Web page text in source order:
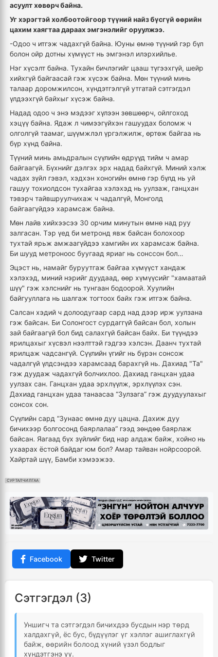
асуулт хөвөрч байна.
Уг хэрэгтэй холбоотойгоор түүний найз бүсгүй өөрийн
цахим хаягтаа дараах эмгэнэлийг оруулжээ.
-Одоо ч итгэж чадахгүй байна. Юуны өмнө түүний гэр бүл
болон ойр дотны хүмүүст нь эмгэнэл илэрхийлье.
Нэг хүсэлт байна. Тухайн бичлэгийг цааш түгээхгүй, шейр
хийхгүй байгаасай гэж хүсэж байна. Мөн түүний минь
талаар доромжилсон, хүндэтгэлгүй утгатай сэтгэгдэл
үлдээхгүй байхыг хүсэж байна.
Надад одоо ч энэ мэдээг хүлээн зөвшөөрч, ойлгоход
хэцүү байна. Ядаж л чимээгүйхэн гашуудах боломж ч
олголгүй таамаг, шүүмжлэл үргэлжилж, өртөж байгаа нь
бүр хүнд байна.
Түүний минь амьдралын сүүлийн өдрүүд тийм ч амар
байгаагүй. Бүхнийг дэлгэх эрх надад байхгүй. Миний хэлж
чадах зүйл гэвэл, хэдхэн хоногийн өмнө гэр бүлд нь уй
гашуу тохиолдсон тухайгаа хэлэхэд нь уулзаж, ганцхан
тэвэрч тайвшруулчихаж ч чадалгүй, Монголд
байгаагүйдээ харамсаж байна.
Мөн лайв хийхээсээ 30 орчим минутын өмнө над руу
залгасан. Тэр үед би метронд явж байсан болохоор
тухтай ярьж амжаагүйдээ хамгийн их харамсаж байна.
Би шууд метроноос буугаад яриаг нь сонссон бол…
Эцэст нь, намайг буруутгаж байгаа хүмүүст хандаж
хэлэхэд, миний нэрийг дуудаад, өөр хүмүүсийг "хамаатай
шүү" гэж хэлснийг нь тунгаан бодоорой. Хуулийн
байгууллага нь шалгаж тогтоох байх гэж итгэж байна.
Салсан хэдий ч долоодугаар сард над дээр ирж уулзана
гэж байсан. Би Солонгост сурдаггүй байсан бол, холын
зай байгаагүй бол бид салахгүй байсан байх. Би түүндээ
ярилцахыг хүсвэл нээлттэй гэдгээ хэлсэн. Даанч тухтай
ярилцаж чадсангүй. Сүүлийн үгийг нь бүрэн сонсож
чадалгүй үлдсэндээ харамсаад барахгүй нь. Дахиад "Та"
гэж дуудаж чадахгүй болчихлоо. Дахиад ганцхан удаа
уулзах сан. Ганцхан удаа эрхлүүлж, эрхлүүлэх сэн.
Дахиад ганцхан удаа танаасаа “Зулзага” гэж дуудуулахыг
сонсох сон.
Сүүлийн сард “Зунаас өмнө дуу цацна. Дахиж дуу
бичихээр болгосонд баярлалаа” гээд зөндөө баярлаж
байсан. Яагаад бүх зүйлийг бид нар алдаж байж, хойно нь
ухаарах ёстой байдаг юм бол? Амар тайван нойрсоорой.
Хайртай шүү, Бамби хэмээжээ.
СУРТАЛЧИЛГАА
Facebook Twitter
Сэтгэгдэл (3)
Уншигч та сэтгэгдэл бичихдээ бусдын нэр төрд
халдахгүй, ёс бус, бүдүүлэг үг хэллэг ашиглахгүй
байж, өөрийн болоод хүний үзэл бодлыг
хүндэтгэнэ үү.